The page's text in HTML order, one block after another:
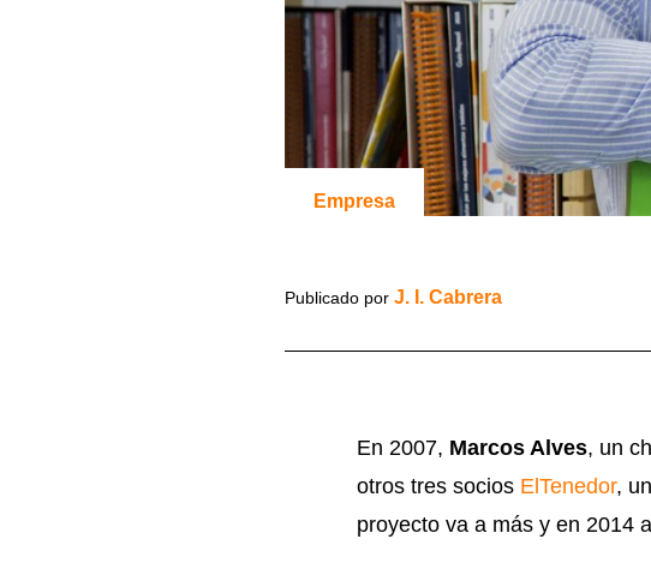
Empresa
Publicado por J. I. Cabrera
En 2007, Marcos Alves, un
otros tres socios ElTenedor,
proyecto va a más y en 2014